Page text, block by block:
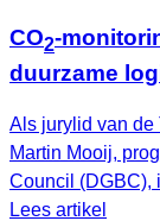
CO2-
duurzame
Als jurylid van de
Martin Mooij,
Council (DGBC),
Lees artikel